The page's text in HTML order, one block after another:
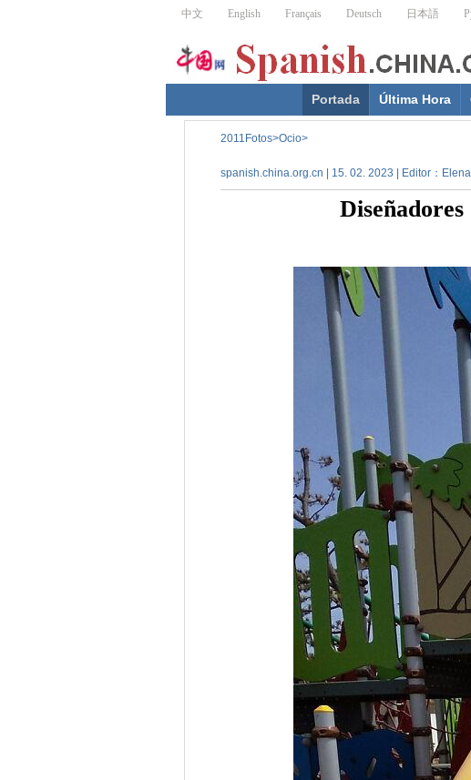
Portada Última Hora
2011Fotos>Ocio>
spanish.china.org.cn | 15. 02. 2023 | Editor：